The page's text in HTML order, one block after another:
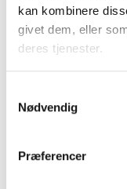
kan kombinere
givet dem, eller
deres tjenester.
Nødvendig
Præferencer
BL INFORMERER
Styresignal
momslovens §
20. november
BL INFORMERER